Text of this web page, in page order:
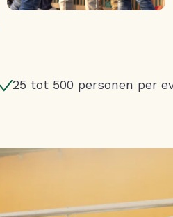
25 tot 500 personen per